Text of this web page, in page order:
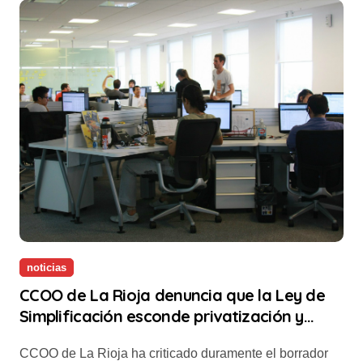
noticias
CCOO de La Rioja denuncia que la Ley de
Simplificación esconde privatización y
CCOO de La Rioja ha criticado duramente el borrador